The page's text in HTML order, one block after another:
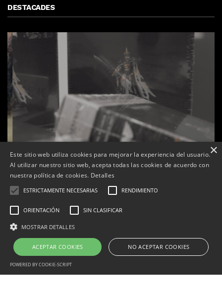
DESTACADES
de referència de Warhammer a Lleida
Per Tàrrega Televisió 22, abril, 2026 - 08:10
×
Este sitio web utiliza cookies para mejorar la experiencia del usuario.
Al utilizar nuestro sitio web, acepta todas las cookies de acuerdo con
nuestra política de cookies. Detalles
ESTRICTAMENTE NECESARIAS RENDIMIENTO
ORIENTACIÓN SIN CLASIFICAR
MOSTRAR DETALLES
ACEPTAR COOKIES NO ACEPTAR COOKIES
POWERED BY COOKIE-SCRIPT